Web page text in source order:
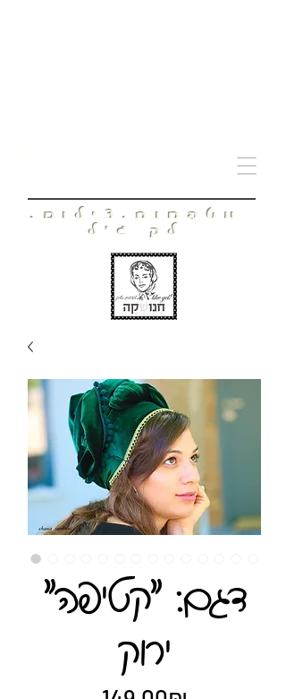
מטפחות.צילום.
לק ג'ל
"דגם: "קטיפה
ירוק